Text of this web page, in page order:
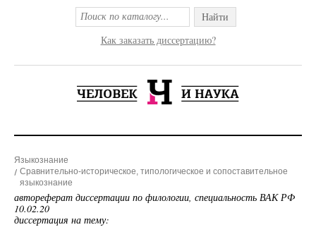
Найти
Как заказать диссертацию?
Языкознание
Сравнительно-историческое, типологическое и сопоставительное
языкознание
автореферат диссертации по филологии, специальность ВАК РФ
10.02.20
диссертация на тему: